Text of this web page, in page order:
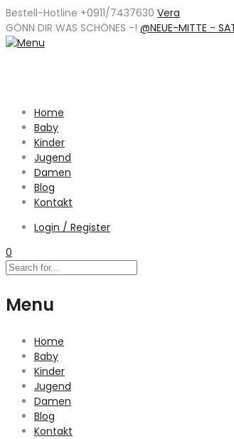
Bestell-Hotline +0911/7437630 Vera
GÖNN DIR WAS SCHÖNES -! @NEUE-MITTE -
Home
Baby
Kinder
Jugend
Damen
Blog
Kontakt
Login / Register
0
Menu
Home
Baby
Kinder
Jugend
Damen
Blog
Kontakt